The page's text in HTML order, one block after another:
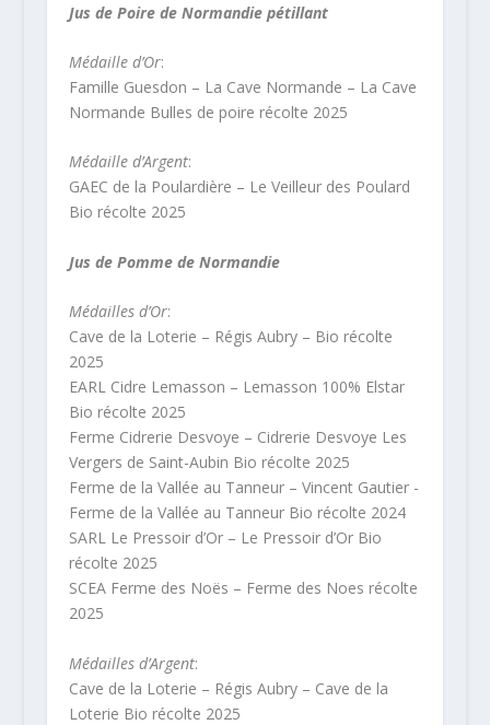
Jus de Poire de Normandie pétillant
Médaille d’Or:
Famille Guesdon – La Cave Normande – La Cave
Normande Bulles de poire récolte 2025
Médaille d’Argent:
GAEC de la Poulardière – Le Veilleur des Poulard
Bio récolte 2025
Jus de Pomme de Normandie
Médailles d’Or:
Cave de la Loterie – Régis Aubry – Bio récolte
2025
EARL Cidre Lemasson – Lemasson 100% Elstar
Bio récolte 2025
Ferme Cidrerie Desvoye – Cidrerie Desvoye Les
Vergers de Saint-Aubin Bio récolte 2025
Ferme de la Vallée au Tanneur – Vincent Gautier -
Ferme de la Vallée au Tanneur Bio récolte 2024
SARL Le Pressoir d’Or – Le Pressoir d’Or Bio
récolte 2025
SCEA Ferme des Noës – Ferme des Noes récolte
2025
Médailles d’Argent:
Cave de la Loterie – Régis Aubry – Cave de la
Loterie Bio récolte 2025